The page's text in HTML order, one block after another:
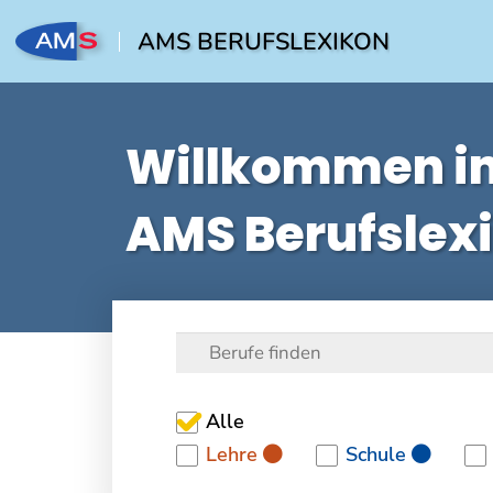
AMS BERUFSLEXIKON
Willkommen
AMS
Alle
Lehre
Schule